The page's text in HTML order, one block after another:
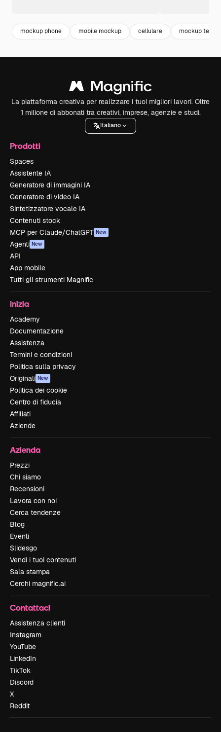
mockup phone mobile mockup cellulare mockup
La piattaforma creativa per realizzare i tuoi migliori lavori. Oltre
1 milione di abbonati tra creativi, imprese, agenzie e studi.
Italiano
Prodotti
Spaces
Assistente IA
Generatore di immagini IA
Generatore di video IA
Sintetizzatore vocale IA
Contenuti stock
MCP per Claude/ChatGPT New
Agenti New
API
App mobile
Tutti gli strumenti Magnific
Inizia
Academy
Documentazione
Assistenza
Termini e condizioni
Politica sulla privacy
Originali New
Politica dei cookie
Centro di fiducia
Affiliati
Aziende
Azienda
Prezzi
Chi siamo
Recensioni
Lavora con noi
Cerca tendenze
Blog
Eventi
Slidesgo
Vendi i tuoi contenuti
Sala stampa
Cerchi magnific.ai
Contattaci
Assistenza clienti
Instagram
YouTube
LinkedIn
TikTok
Discord
X
Reddit